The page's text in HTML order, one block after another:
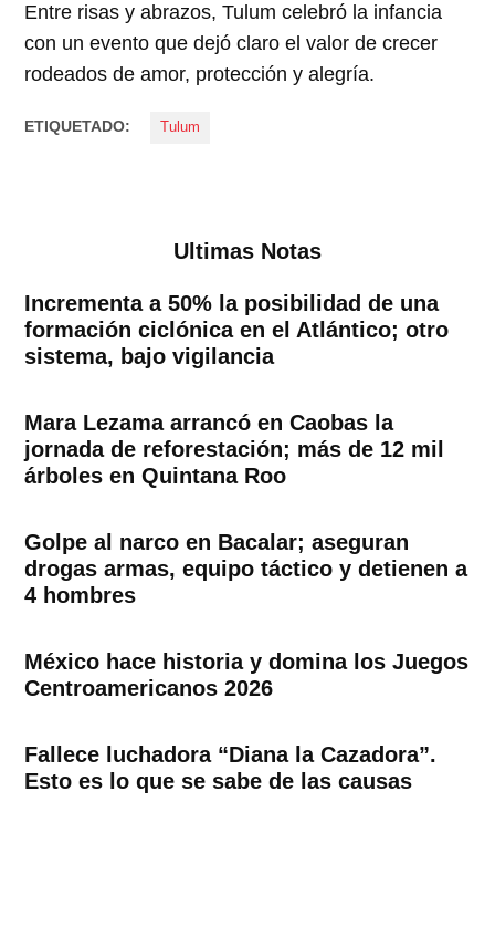
Entre risas y abrazos, Tulum celebró la infancia
con un evento que dejó claro el valor de crecer
rodeados de amor, protección y alegría.
ETIQUETADO: Tulum
Ultimas Notas
Incrementa a 50% la posibilidad de una
formación ciclónica en el Atlántico; otro
sistema, bajo vigilancia
Mara Lezama arrancó en Caobas la
jornada de reforestación; más de 12 mil
árboles en Quintana Roo
Golpe al narco en Bacalar; aseguran
drogas armas, equipo táctico y detienen a
4 hombres
México hace historia y domina los Juegos
Centroamericanos 2026
Fallece luchadora “Diana la Cazadora”.
Esto es lo que se sabe de las causas